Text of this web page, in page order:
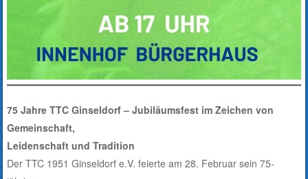
75 Jahre TTC Ginseldorf – Jubiläumsfest im Zeichen von
Gemeinschaft,
Leidenschaft und Tradition
Der TTC 1951 Ginseldorf e.V. feierte am 28. Februar sein 75-